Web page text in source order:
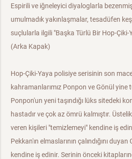
Espirili ve iğneleyici diyaloglarla
umulmadık yakınlaşmalar, tesadüfen
suçlularla ilgili "Başka Türlü Bir Hop-Çiki-
(Arka Kapak)
Hop-Çiki-Yaya polisiye serisinin son
kahramanlarımız Ponpon ve Gönül yine
Ponpon'un yeni taşındığı lüks sitedeki
hastadır ve çok az ömrü kalmıştır.
veren kişileri "temizlemeyi" kendine iş
Pekkan'ın elmaslarının çalındığını
kendine iş edinir. Serinin önceki